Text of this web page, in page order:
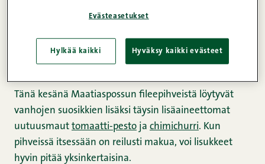
Tänä kesänä Maatiaspossun fileepihveistä löytyvät
vanhojen suosikkien lisäksi täysin lisäaineettomat
uutuusmaut tomaatti-pesto ja chimichurri. Kun
pihveissä itsessään on reilusti makua, voi lisukkeet
hyvin pitää yksinkertaisina.
Evästeasetukset
Hylkää kaikki Hyväksy kaikki evästeet